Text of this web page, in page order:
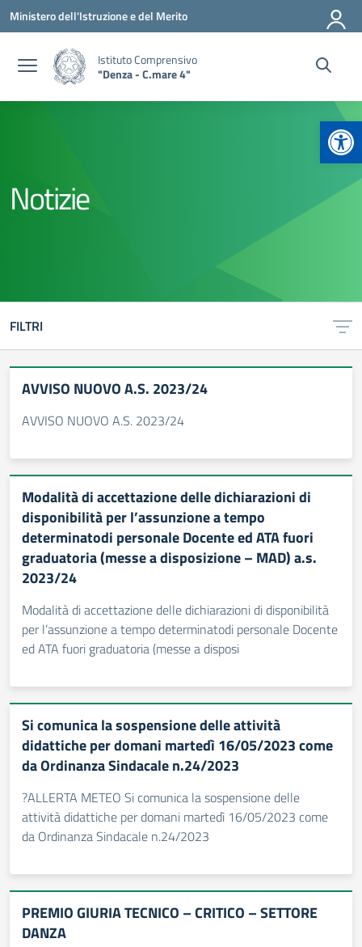
Vai ai contenuti
Vai al menu di navigazione
Vai al footer
Ministero dell'Istruzione e del Merito
Istituto Comprensivo
"Denza - C.mare 4"
Notizie
FILTRI
AVVISO NUOVO A.S. 2023/24
AVVISO NUOVO A.S. 2023/24
Modalità di accettazione delle dichiarazioni di
disponibilità per l’assunzione a tempo
determinatodi personale Docente ed ATA fuori
graduatoria (messe a disposizione – MAD) a.s.
2023/24
Modalità di accettazione delle dichiarazioni di disponibilità
per l’assunzione a tempo determinatodi personale Docente
ed ATA fuori graduatoria (messe a disposi
Si comunica la sospensione delle attività
didattiche per domani martedì 16/05/2023 come
da Ordinanza Sindacale n.24/2023
?ALLERTA METEO Si comunica la sospensione delle
attività didattiche per domani martedì 16/05/2023 come
da Ordinanza Sindacale n.24/2023
PREMIO GIURIA TECNICO – CRITICO – SETTORE
DANZA